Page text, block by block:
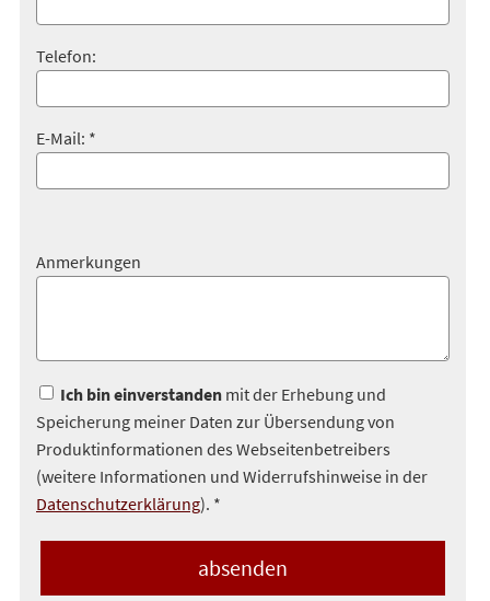
Telefon:
E-Mail: *
Anmerkungen
Ich bin einverstanden mit der Erhebung und
Speicherung meiner Daten zur Übersendung von
Produktinformationen des Webseitenbetreibers
(weitere Informationen und Widerrufshinweise in der
Datenschutzerklärung). *
absenden